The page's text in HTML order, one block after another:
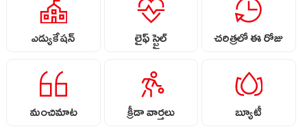
ఎడ్యుకేషన్ లైఫ్ స్టైల్ చరిత్రలో ఈ రోజు
మంచిమాట క్రీడా వార్తలు బ్యూటీ